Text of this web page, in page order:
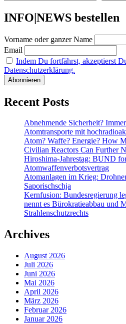
INFO|NEWS bestellen
Vorname oder ganzer Name
Email
Indem Du fortfährst, akzeptierst
Datenschutzerklärung.
Recent Posts
Abnehmende Sicherheit?
Atomtransporte mit
Atom? Waffe? Energie? How
Civilian Reactors Can Further
Hiroshima-Jahrestag: BUND
Atomwaffenverbotsvertrag
Atomanlagen im Krieg:
Saporischschja
Kernfusion: Bundesregierung
nennt es Bürokratieabbau und
Strahlenschutzrechts
Archives
August 2026
Juli 2026
Juni 2026
Mai 2026
April 2026
März 2026
Februar 2026
Januar 2026